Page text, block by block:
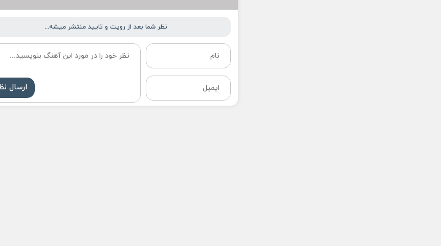
نظر شما بعد از رویت و تایید منتشر میشه...
ارسال